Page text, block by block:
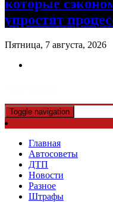
которые
упростят
Пятница, 7 августа, 2026
Toggle navigation
Главная
Автосоветы
ДТП
Новости
Разное
Штрафы